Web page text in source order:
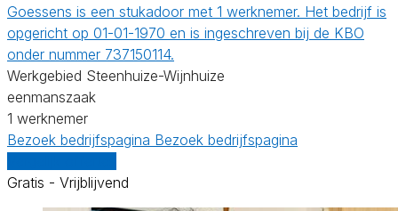
Goessens is een stukadoor met 1 werknemer. Het bedrijf is
opgericht op 01-01-1970 en is ingeschreven bij de KBO
onder nummer 737150114.
Werkgebied Steenhuize-Wijnhuize
eenmanszaak
1 werknemer
Bezoek bedrijfspagina Bezoek bedrijfspagina
Gratis - Vrijblijvend